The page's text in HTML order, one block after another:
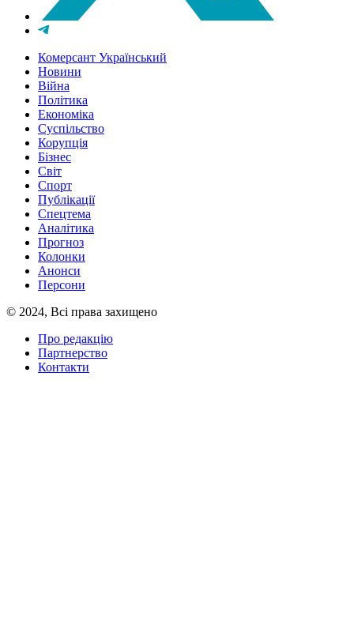
Комерсант Український
Новини
Війна
Політика
Економіка
Суспільство
Корупція
Бізнес
Світ
Спорт
Публікації
Спецтема
Аналітика
Прогноз
Колонки
Анонси
Персони
© 2024, Всі права захищено
Про редакцію
Партнерство
Контакти